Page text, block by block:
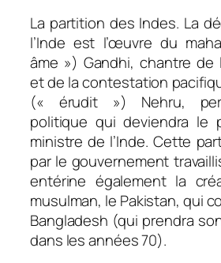
La partition des Indes. La
l’Inde est l’œuvre du
âme ») Gandhi, chantre de
et de la contestation
(« érudit ») Nehru,
politique qui deviendra le
ministre de l’Inde. Cette
par le gouvernement
entérine également la
musulman, le Pakistan, qui
Bangladesh (qui prendra
dans les années 70).